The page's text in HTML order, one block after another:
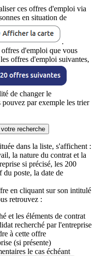
ces offres d'emploi via
en situation de
.
d'emploi que vous
offres d'emploi suivantes,
de changer le
pouvez par exemple les trier
recherche
dans la liste, s'affichent :
la nature du contrat et la
si précisé, les 200
du poste, la date de
en cliquant sur son intitulé
retrouvez :
et les éléments de contrat
recherché par l'entreprise
à cette offre
(si présente)
le cas échéant